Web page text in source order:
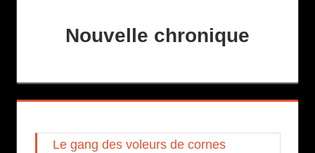
Nouvelle chronique
Le gang des voleurs de cornes